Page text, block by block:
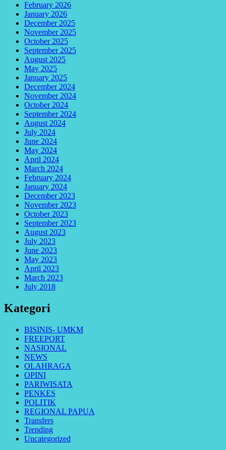
February 2026
January 2026
December 2025
November 2025
October 2025
September 2025
August 2025
May 2025
January 2025
December 2024
November 2024
October 2024
September 2024
August 2024
July 2024
June 2024
May 2024
April 2024
March 2024
February 2024
January 2024
December 2023
November 2023
October 2023
September 2023
August 2023
July 2023
June 2023
May 2023
April 2023
March 2023
July 2018
Kategori
BISINIS- UMKM
FREEPORT
NASIONAL
NEWS
OLAHRAGA
OPINI
PARIWISATA
PENKES
POLITIK
REGIONAL PAPUA
Transfers
Trending
Uncategorized